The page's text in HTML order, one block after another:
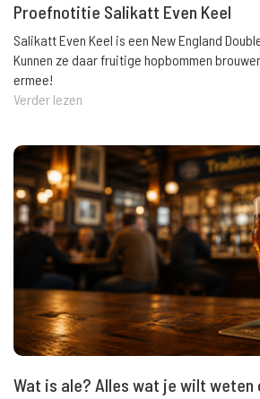
Proefnotitie Salikatt Even Keel
Salikatt Even Keel is een New England
Kunnen ze daar fruitige hopbommen
ermee!
Verder lezen
Wat is ale? Alles wat je wilt weten